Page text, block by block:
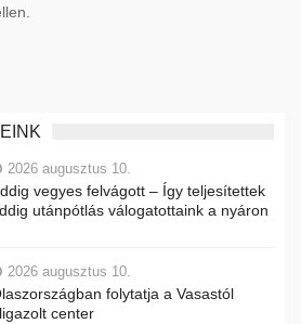
2026 augusztus 10.
vegyes felvágott – Így teljesítettek
utánpótlás válogatottaink a nyáron
2026 augusztus 10.
folytatja a Vasastól
center